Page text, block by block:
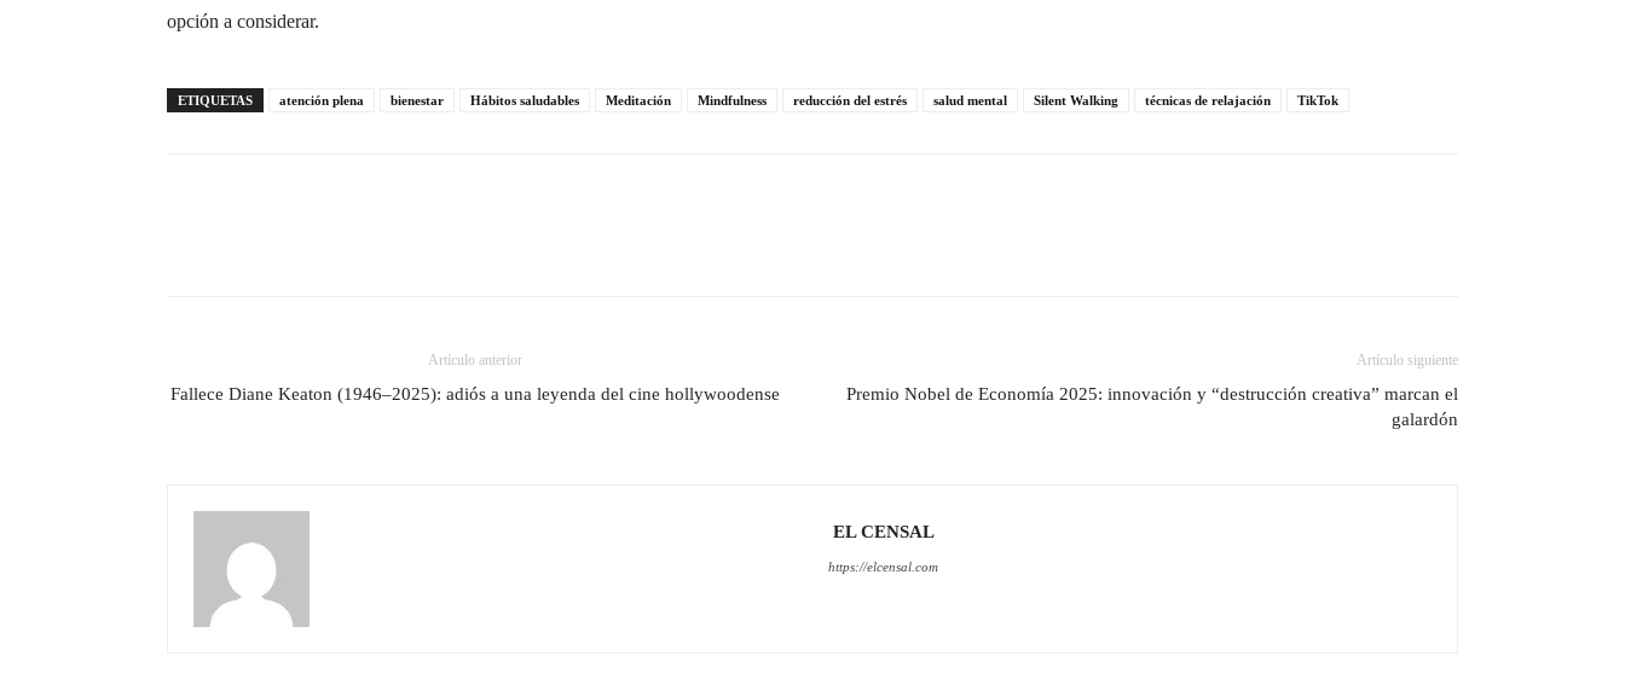
opción a considerar.
ETIQUETAS atención plena bienestar Hábitos saludables Meditación Mindfulness reducción del estrés salud mental Silent Walking técnicas de relajación TikTok
Artículo anterior
Fallece Diane Keaton (1946–2025): adiós a una leyenda del cine hollywoodense
Artículo siguiente
Premio Nobel de Economía 2025: innovación y “destrucción creativa” marcan el
galardón
EL CENSAL
https://elcensal.com